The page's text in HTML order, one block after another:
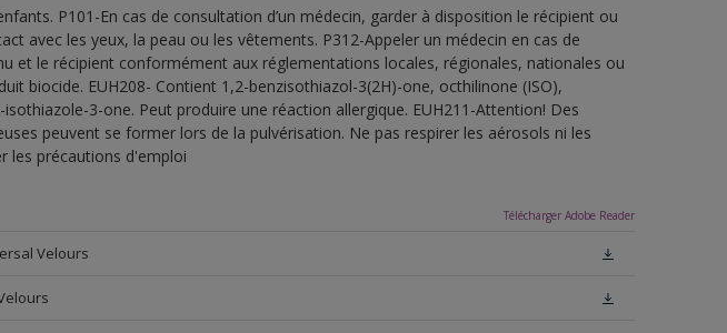
P101-En cas de consultation d’un médecin, garder à disposition le récipient ou
avec les yeux, la peau ou les vêtements. P312-Appeler un médecin en cas de
et le récipient conformément aux réglementations locales, régionales, nationales ou
biocide. EUH208- Contient 1,2-benzisothiazol-3(2H)-one, octhilinone (ISO),
3-one. Peut produire une réaction allergique. EUH211-Attention! Des
peuvent se former lors de la pulvérisation. Ne pas respirer les aérosols ni les
les précautions d'emploi
Télécharger Adobe Reader
Velours